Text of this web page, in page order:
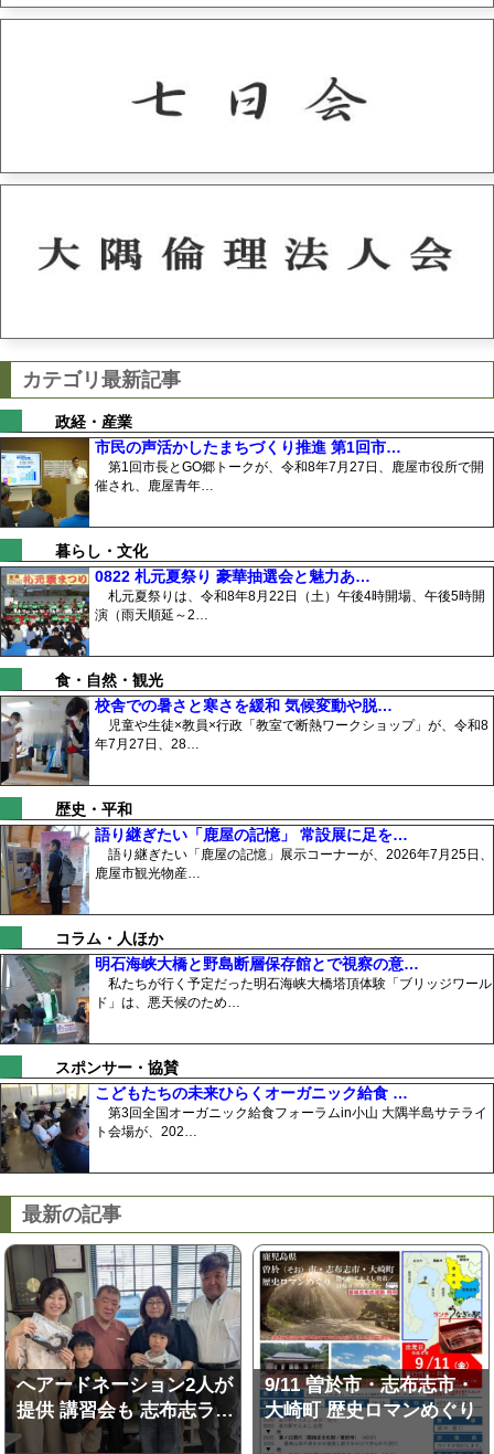
カテゴリ最新記事
政経・産業
市民の声活かしたまちづくり推進 第1回市…
第1回市長とGO郷トークが、令和8年7月27日、鹿屋市役所で開
催され、鹿屋青年…
暮らし・文化
0822 札元夏祭り 豪華抽選会と魅力あ…
札元夏祭りは、令和8年8月22日（土）午後4時開場、午後5時開
演（雨天順延～2…
食・自然・観光
校舎での暑さと寒さを緩和 気候変動や脱…
児童や生徒×教員×行政「教室で断熱ワークショップ」が、令和8
年7月27日、28…
歴史・平和
語り継ぎたい「鹿屋の記憶」 常設展に足を…
語り継ぎたい「鹿屋の記憶」展示コーナーが、2026年7月25日、
鹿屋市観光物産…
コラム・人ほか
明石海峡大橋と野島断層保存館とで視察の意…
私たちが行く予定だった明石海峡大橋塔頂体験「ブリッジワール
ド」は、悪天候のため…
スポンサー・協賛
こどもたちの未来ひらくオーガニック給食 …
第3回全国オーガニック給食フォーラムin小山 大隅半島サテライ
ト会場が、202…
最新の記事
へアードネーション2人が
提供 講習会も 志布志ラ…
9/11 曽於市・志布志市・
大崎町 歴史ロマンめぐり